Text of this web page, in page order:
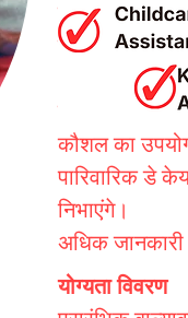
प्रारंभिक
शिक्षक के रूप में
भीतर बच्चों
स्थापित
कौशल का
पारिवारिक डे
निभाएंगे।
अधिक
योग्यता विवरण